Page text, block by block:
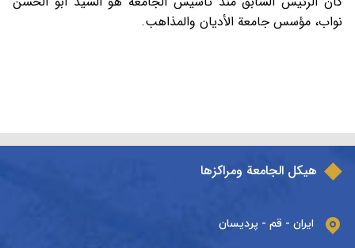
نواب، مؤسس جامعة الأديان والمذاهب.
هيكل الجامعة ومراكزها
ایران - قم - پردیسان